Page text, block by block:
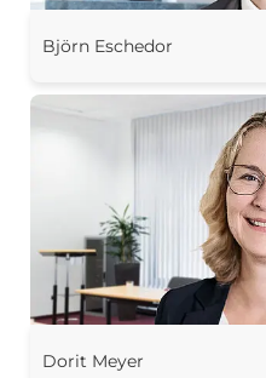
Björn Eschedor
Dorit Meyer